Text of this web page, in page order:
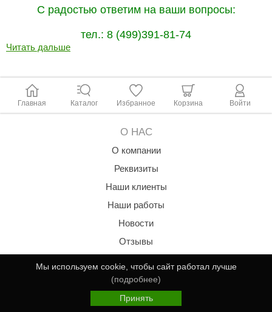
С радостью ответим на ваши вопросы:
тел.: 8 (499)391-81-74
Читать дальше
Главная Каталог Избранное Корзина Войти
О НАС
О компании
Реквизиты
Наши клиенты
Наши работы
Новости
Отзывы
Карта сайта
ПОКУПАТЕЛЯМ
Принять
Мы используем cookie, чтобы сайт работал лучше
(подробнее)